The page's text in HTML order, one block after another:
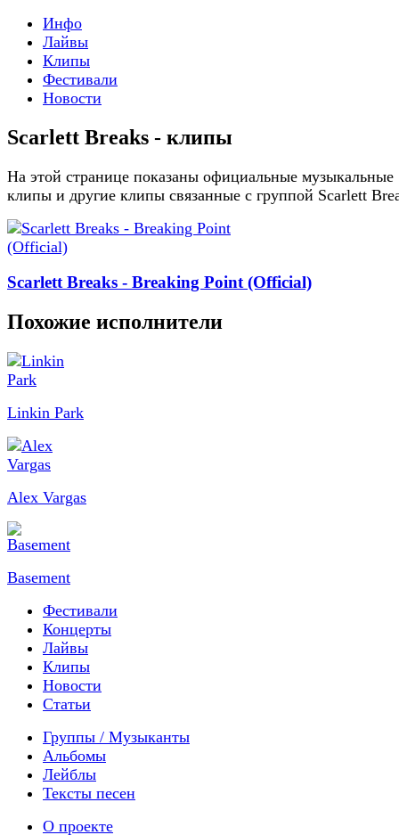
Инфо
Лайвы
Клипы
Фестивали
Новости
Scarlett Breaks - клипы
На этой странице показаны официальные музыкальные
клипы и другие клипы связанные с группой Scarlett
Scarlett Breaks - Breaking Point (Official)
Похожие исполнители
Linkin Park
Alex Vargas
Basement
Фестивали
Концерты
Лайвы
Клипы
Новости
Статьи
Группы / Музыканты
Альбомы
Лейблы
Тексты песен
О проекте